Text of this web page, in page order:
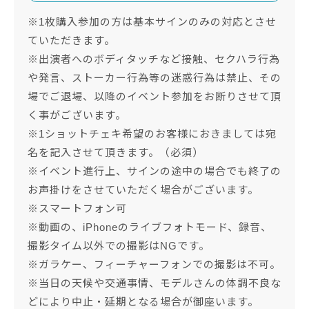
※1枚購入参加の方は基本サインのみの対応とさせ
ていただきます。
※出演者へのボディタッチなど接触、セクハラ行為
や発言、ストーカー行為等の迷惑行為は禁止、その
場でご退場、以降のイベント参加をお断りさせて頂
く事がございます。
※1ショットチェキ希望のお客様におきましては宛
名を記入させて頂きます。（必須）
※イベント進行上、サインの途中の場合でも終了の
お声掛けをさせていただく場合がございます。
※スマートフォン可
※動画の、iPhoneのライブフォトモード、録音、
撮影タイム以外での撮影はNGです。
※ガラケー、フィーチャーフォンでの撮影は不可。
※当日の天候や交通事情、モデルさんの体調不良な
どにより中止・延期となる場合が御座います。